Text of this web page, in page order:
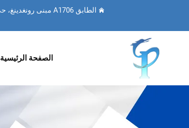
الطابق A1706 مبنى رونغدينغ، حي شينهوا، مدينة شيجياتشوانغ، مقاطعة خبي، الصين
الصفحة الرئيسية